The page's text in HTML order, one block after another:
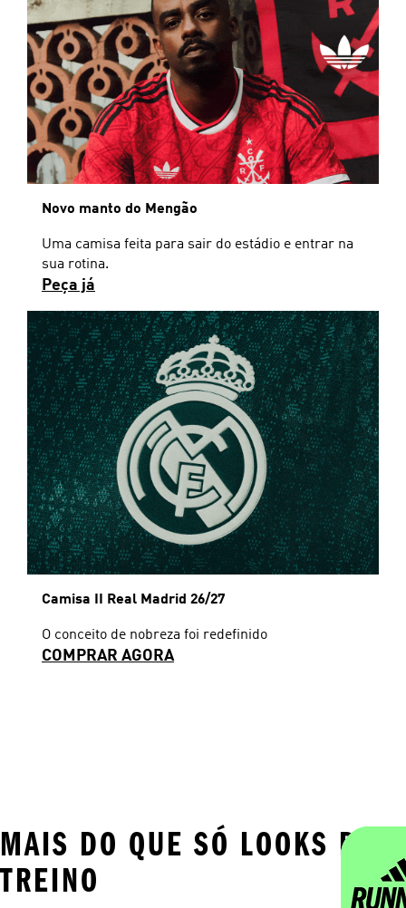
Novo manto do Mengão
Uma camisa feita para sair do estádio e entrar na
sua rotina.
Peça já
Camisa II Real Madrid 26/27
O conceito de nobreza foi redefinido
COMPRAR AGORA
MAIS DO QUE SÓ LOOKS DE
TREINO